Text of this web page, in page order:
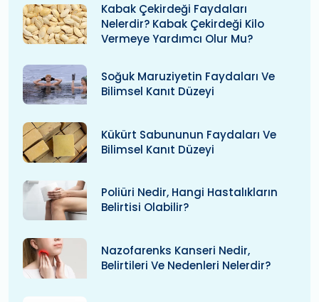
Kabak Çekirdeği Faydaları
Nelerdir? Kabak Çekirdeği Kilo
Vermeye Yardımcı Olur Mu?
Soğuk Maruziyetin Faydaları Ve
Bilimsel Kanıt Düzeyi
Kükürt Sabununun Faydaları Ve
Bilimsel Kanıt Düzeyi
Poliüri Nedir, Hangi Hastalıkların
Belirtisi Olabilir?
Nazofarenks Kanseri Nedir,
Belirtileri Ve Nedenleri Nelerdir?